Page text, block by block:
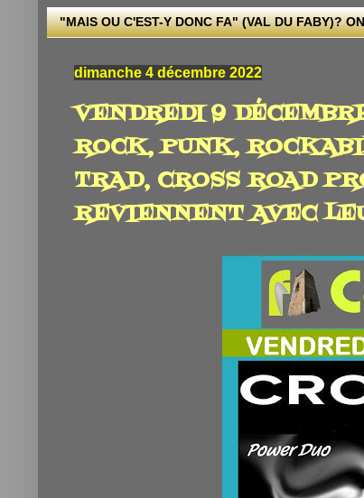
"MAIS OU C'EST-Y DONC FA" (VAL DU FABY)?
dimanche 4 décembre 2022
VENDREDI 9
ROCK, PUNK,
TRAD, CROSS ROAD
REVIENNENT AVEC